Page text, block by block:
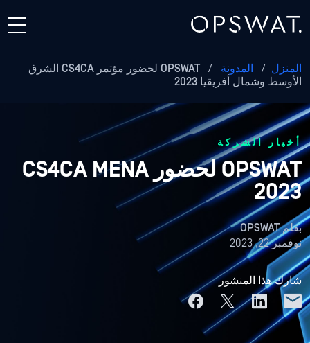
المنزل / المدونة /
OPSWAT لحضور مؤتمر CS4CA الشرق
الأوسط وشمال أفريقيا 2023
أخبار الشركة
OPSWAT لحضور CS4CA MENA
2023
بقلمOPSWAT
نوفمبر 22, 2023
شارك هذا المنشور